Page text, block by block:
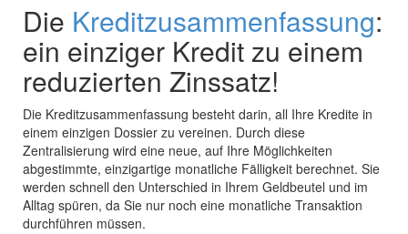
Die Kreditzusammenfassung:
ein einziger Kredit zu einem
reduzierten Zinssatz!
Die Kreditzusammenfassung besteht darin, all Ihre Kredite in
einem einzigen Dossier zu vereinen. Durch diese
Zentralisierung wird eine neue, auf Ihre Möglichkeiten
abgestimmte, einzigartige monatliche Fälligkeit berechnet. Sie
werden schnell den Unterschied in Ihrem Geldbeutel und im
Alltag spüren, da Sie nur noch eine monatliche Transaktion
durchführen müssen.